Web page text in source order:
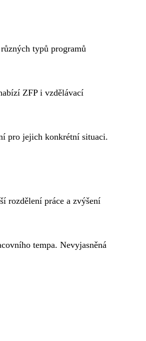
typů programů
ZFP i vzdělávací
pro jejich konkrétní situaci.
rozdělení práce a zvýšení
tempa. Nevyjasněná